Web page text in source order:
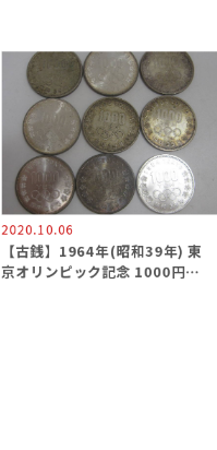
2020.10.06
【古銭】1964年(昭和39年) 東
京オリンピック記念 1000円銀